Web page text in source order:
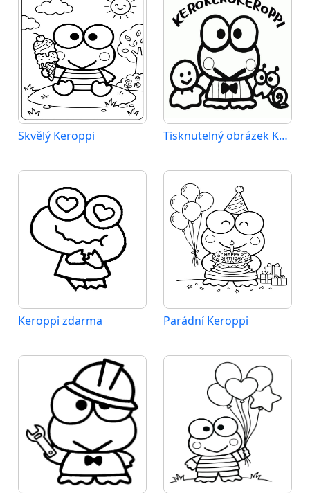
Skvělý Keroppi Tisknutelný obrázek Keroppiho
Keroppi zdarma Parádní Keroppi